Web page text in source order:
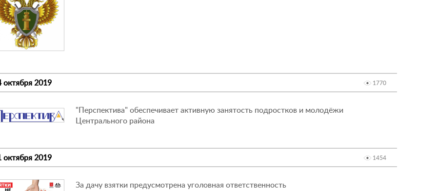
октября 2019 1770
"Перспектива" обеспечивает активную занятость подростков и молодёжи
Центрального района
октября 2019 1454
За дачу взятки предусмотрена уголовная ответственность